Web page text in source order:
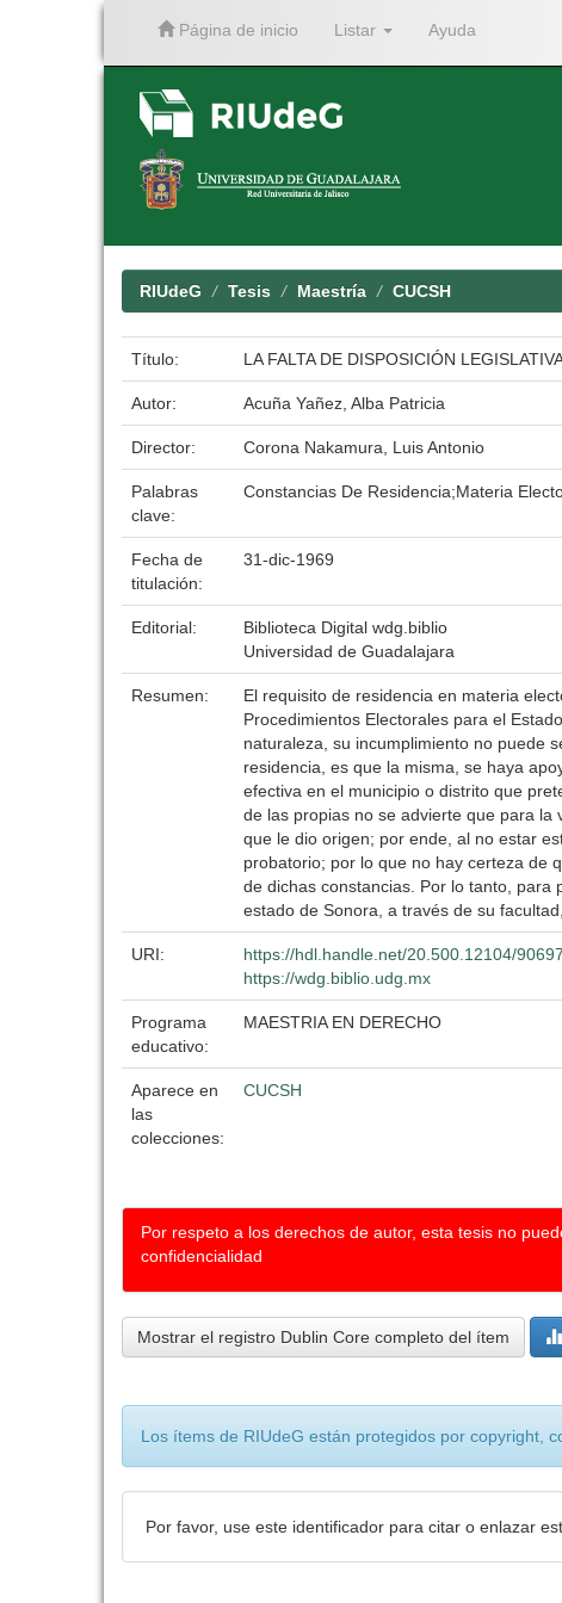
Página de inicio Listar Ayuda
RIUdeG Tesis Maestría CUCSH
Título: LA FALTA DE DISPOSICIÓN
Autor: Acuña Yañez, Alba Patricia
Director: Corona Nakamura, Luis Antonio
Palabras
clave:
Constancias De Residencia;Materia
Fecha de
titulación:
31-dic-1969
Editorial:
Biblioteca Digital wdg.biblio
Universidad de Guadalajara
Resumen:
El requisito de residencia en materia
Procedimientos Electorales para el
naturaleza, su incumplimiento no puede
residencia, es que la misma, se haya
efectiva en el municipio o distrito que
de las propias no se advierte que para la
que le dio origen; por ende, al no estar
probatorio; por lo que no hay certeza de
de dichas constancias. Por lo tanto, para
estado de Sonora, a través de su
URI:
https://hdl.handle.net/20.500.12104/90697
https://wdg.biblio.udg.mx
Programa
educativo:
MAESTRIA EN DERECHO
Aparece en
las
colecciones:
CUCSH
Por respeto a los derechos de autor, esta tesis no
confidencialidad
Mostrar el registro Dublin Core completo del ítem
Los ítems de RIUdeG están protegidos por copyright,
Por favor, use este identificador para citar o enlazar